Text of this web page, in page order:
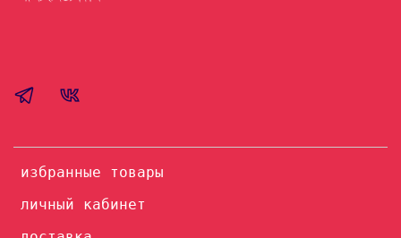
избранные товары
личный кабинет